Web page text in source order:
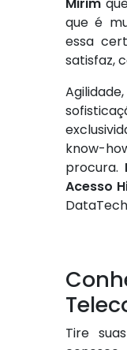
que é
essa
satisfaz,
know-
procura.
Acesso
Tire